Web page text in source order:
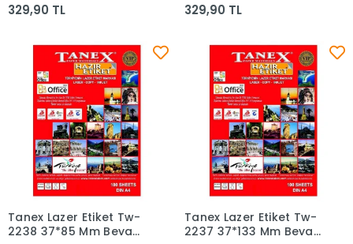
329,90 TL 329,90 TL
Sepete Ekle
Tanex Lazer Etiket Tw-
2238 37*85 Mm Beyaz
Sepete Ekle
Tanex Lazer Etiket Tw-
2237 37*133 Mm Beyaz